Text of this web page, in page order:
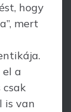
hogy
mert
a
csak
is van